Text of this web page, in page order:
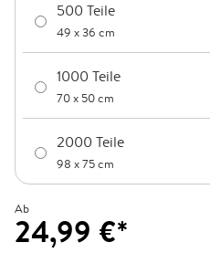
500 Teile
49 x 36 cm
1000 Teile
70 x 50 cm
2000 Teile
98 x 75 cm
Ab
24,99 €*